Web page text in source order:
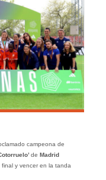
campeona de
de Madrid
y vencer en la tanda